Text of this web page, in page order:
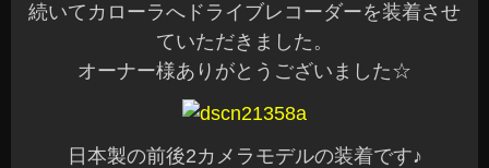
続いてカローラへドライブレコーダーを装着させ
ていただきました。
オーナー様ありがとうございました☆
日本製の前後2カメラモデルの装着です♪